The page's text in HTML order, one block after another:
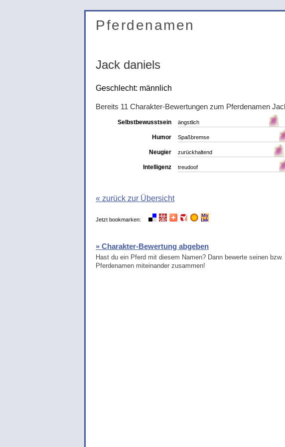
Pferdenamen
Jack daniels
Geschlecht: männlich
Bereits 11 Charakter-Bewertungen zum Pferdenamen
Selbstbewusstsein ängstlich
Humor Spaßbremse
Neugier zurückhaltend
Intelligenz treudoof
« zurück zur Übersicht
Jetzt bookmarken:
» Charakter-Bewertung abgeben
Hast du ein Pferd mit diesem Namen? Dann bewerte seinen
Pferdenamen miteinander zusammen!